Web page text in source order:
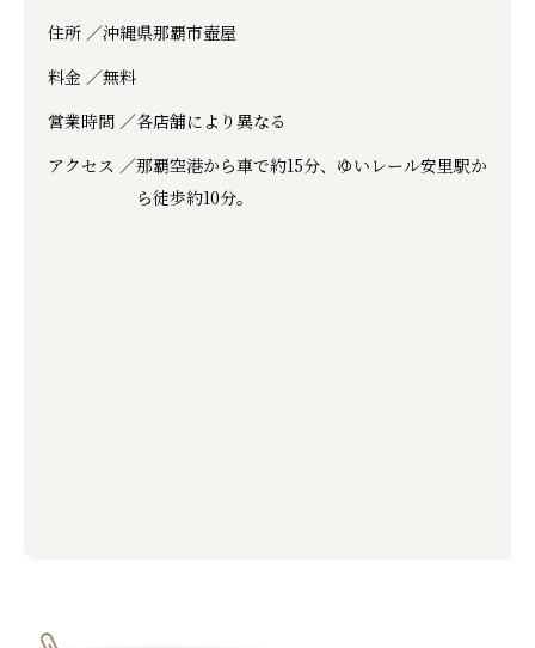
住所 ／沖縄県那覇市壺屋
料金 ／無料
営業時間 ／各店舗により異なる
アクセス ／那覇空港から車で約15分、ゆいレール安里駅か
ら徒歩約10分。